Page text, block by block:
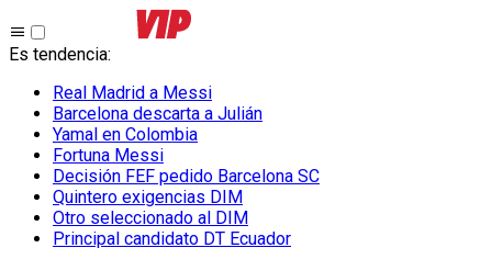
Es tendencia:
Real Madrid a Messi
Barcelona descarta a Julián
Yamal en Colombia
Fortuna Messi
Decisión FEF pedido Barcelona SC
Quintero exigencias DIM
Otro seleccionado al DIM
Principal candidato DT Ecuador